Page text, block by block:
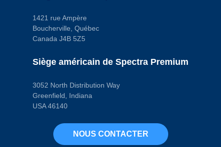
1421 rue Ampère
Boucherville, Québec
Canada J4B 5Z5
Siège américain de Spectra Premium
3052 North Distribution Way
Greenfield, Indiana
USA 46140
NOUS CONTACTER